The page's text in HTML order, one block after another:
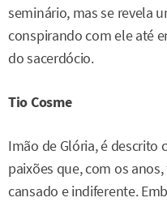
seminário, mas se revela
conspirando com ele até
do sacerdócio.
Tio Cosme
Imão de Glória, é descrito
paixões que, com os
cansado e indiferente.